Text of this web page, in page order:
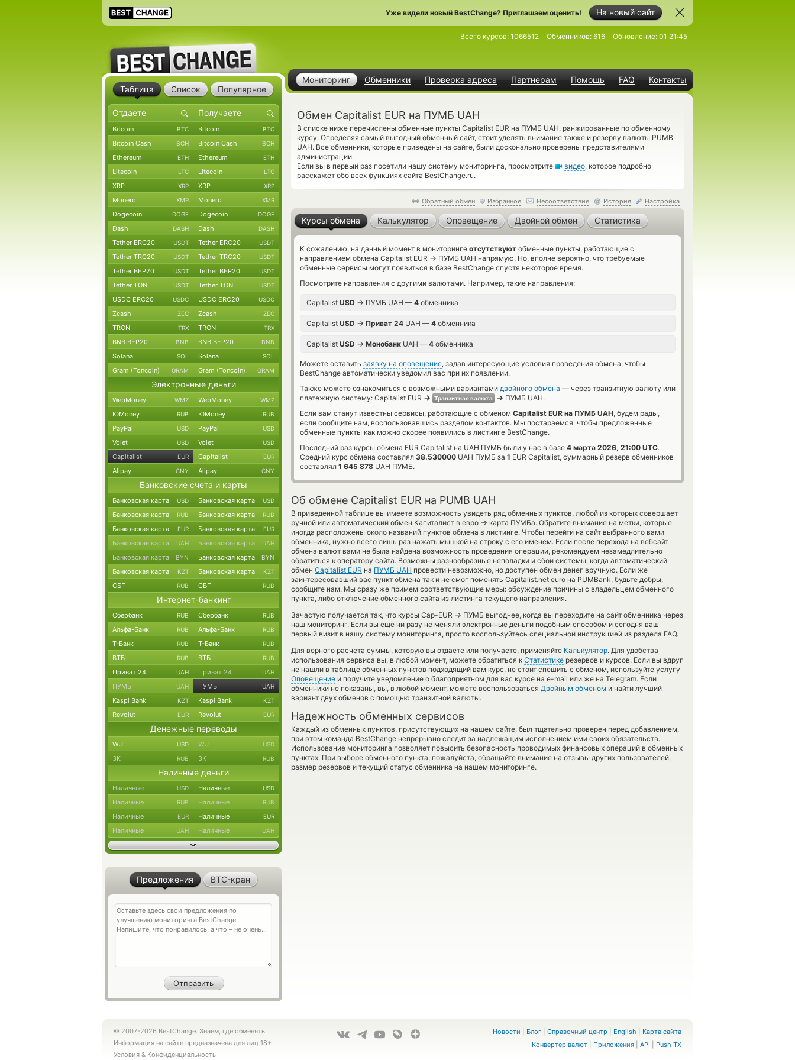
На новый сайт
Уже видели новый BestChange? Приглашаем оценить!
Мониторинг Обменники Проверка адреса Партнерам Помощь FAQ Контакты
Всего курсов: 1066512 Обменников: 616 Обновление: 01:21:45
Обмен Capitalist EUR на ПУМБ UAH
В списке ниже перечислены обменные пункты Capitalist EUR на ПУМБ UAH, ранжированные по обменному
курсу. Определяя самый выгодный обменный сайт, стоит уделять внимание также и резерву валюты PUMB
UAH. Все обменники, которые приведены на сайте, были досконально проверены представителями
администрации.
Если вы в первый раз посетили нашу систему мониторинга, просмотрите
видео, которое подробно
расскажет обо всех функциях сайта BestChange.ru.
Обратный обмен Избранное Несоответствие История Настройка
Курсы обмена Калькулятор Оповещение Двойной обмен Статистика
К сожалению, на данный момент в мониторинге отсутствуют обменные пункты, работающие с
направлением обмена Capitalist EUR → ПУМБ UAH напрямую. Но, вполне вероятно, что требуемые
обменные сервисы могут появиться в базе BestChange спустя некоторое время.
Посмотрите направления с другими валютами. Например, такие направления:
Capitalist USD → ПУМБ UAH — 4 обменника
Capitalist USD → Приват 24 UAH — 4 обменника
Capitalist USD → Монобанк UAH — 4 обменника
Можете оставить заявку на оповещение, задав интересующие условия проведения обмена, чтобы
BestChange автоматически уведомил вас при их появлении.
Также можете ознакомиться с возможными вариантами двойного обмена — через транзитную валюту или
платежную систему: Capitalist EUR → Транзитная валюта → ПУМБ UAH.
Если вам станут известны сервисы, работающие с обменом Capitalist EUR на ПУМБ UAH, будем рады,
если сообщите нам, воспользовавшись разделом контактов. Мы постараемся, чтобы предложенные
обменные пункты как можно скорее появились в листинге BestChange.
Последний раз курсы обмена EUR Capitalist на UAH ПУМБ были у нас в базе 4 марта 2026, 21:00 UTC.
Средний курс обмена составлял 38.530000 UAH ПУМБ за 1 EUR Capitalist, суммарный резерв обменников
составлял 1 645 878 UAH ПУМБ.
Об обмене Capitalist EUR на PUMB UAH
В приведенной таблице вы имеете возможность увидеть ряд обменных пунктов, любой из которых совершает
ручной или автоматический обмен Капиталист в евро → карта ПУМБа. Обратите внимание на метки, которые
иногда расположены около названий пунктов обмена в листинге. Чтобы перейти на сайт выбранного вами
обменника, нужно всего лишь раз нажать мышкой на строку с его именем. Если после перехода на вебсайт
обмена валют вами не была найдена возможность проведения операции, рекомендуем незамедлительно
обратиться к оператору сайта. Возможны разнообразные неполадки и сбои системы, когда автоматический
обмен Capitalist EUR на ПУМБ UAH провести невозможно, но доступен обмен денег вручную. Если же
заинтересовавший вас пункт обмена так и не смог поменять Capitalist.net euro на PUMBank, будьте добры,
сообщите нам. Мы сразу же примем соответствующие меры: обсуждение причины с владельцем обменного
пункта, либо отключение обменного сайта из листинга текущего направления.
Зачастую получается так, что курсы Cap-EUR → ПУМБ выгоднее, когда вы переходите на сайт обменника через
наш мониторинг. Если вы еще ни разу не меняли электронные деньги подобным способом и сегодня ваш
первый визит в нашу систему мониторинга, просто воспользуйтесь специальной инструкцией из раздела FAQ.
Для верного расчета суммы, которую вы отдаете или получаете, применяйте Калькулятор. Для удобства
использования сервиса вы, в любой момент, можете обратиться к Статистике резервов и курсов. Если вы вдруг
не нашли в таблице обменных пунктов подходящий вам курс, не стоит спешить с обменом, используйте услугу
Оповещение и получите уведомление о благоприятном для вас курсе на e-mail или же на Telegram. Если
обменники не показаны, вы, в любой момент, можете воспользоваться Двойным обменом и найти лучший
вариант двух обменов с помощью транзитной валюты.
Надежность обменных сервисов
Каждый из обменных пунктов, присутствующих на нашем сайте, был тщательно проверен перед добавлением,
при этом команда BestChange непрерывно следит за надлежащим исполнением ими своих обязательств.
Использование мониторинга позволяет повысить безопасность проводимых финансовых операций в обменных
пунктах. При выборе обменного пункта, пожалуйста, обращайте внимание на отзывы других пользователей,
размер резервов и текущий статус обменника на нашем мониторинге.
Таблица Список Популярное
Bitcoin BTC Bitcoin BTC
Bitcoin Cash BCH Bitcoin Cash BCH
Ethereum ETH Ethereum ETH
Litecoin LTC Litecoin LTC
XRP XRP XRP XRP
Monero XMR Monero XMR
Dogecoin DOGE Dogecoin DOGE
Dash DASH Dash DASH
Tether ERC20 USDT Tether ERC20 USDT
Tether TRC20 USDT Tether TRC20 USDT
Tether BEP20 USDT Tether BEP20 USDT
Tether TON USDT Tether TON USDT
USDC ERC20 USDC USDC ERC20 USDC
Zcash ZEC Zcash ZEC
TRON TRX TRON TRX
BNB BEP20 BNB BNB BEP20 BNB
Solana SOL Solana SOL
Gram (Toncoin) GRAM Gram (Toncoin) GRAM
Электронные деньги
WebMoney WMZ WebMoney WMZ
ЮMoney RUB ЮMoney RUB
PayPal USD PayPal USD
Volet USD Volet USD
Capitalist EUR Capitalist EUR
Alipay CNY Alipay CNY
Банковские счета и карты
Банковская карта USD Банковская карта USD
Банковская карта RUB Банковская карта RUB
Банковская карта EUR Банковская карта EUR
Банковская карта UAH Банковская карта UAH
Банковская карта BYN Банковская карта BYN
Банковская карта KZT Банковская карта KZT
СБП RUB СБП RUB
Интернет-банкинг
Сбербанк RUB Сбербанк RUB
Альфа-Банк RUB Альфа-Банк RUB
Т-Банк RUB Т-Банк RUB
ВТБ RUB ВТБ RUB
Приват 24 UAH Приват 24 UAH
ПУМБ UAH ПУМБ UAH
Kaspi Bank KZT Kaspi Bank KZT
Revolut EUR Revolut EUR
Денежные переводы
WU USD WU USD
ЗК RUB ЗК RUB
Наличные деньги
Наличные USD Наличные USD
Наличные RUB Наличные RUB
Наличные EUR Наличные EUR
Наличные UAH Наличные UAH
Предложения BTC-кран
© 2007-2026 BestChange. Знаем, где обменять!
Информация на сайте предназначена для лиц 18+
Условия & Конфиденциальность
Новости Блог Справочный центр English
Карта сайта
Конвертер валют
Приложения API Push TX